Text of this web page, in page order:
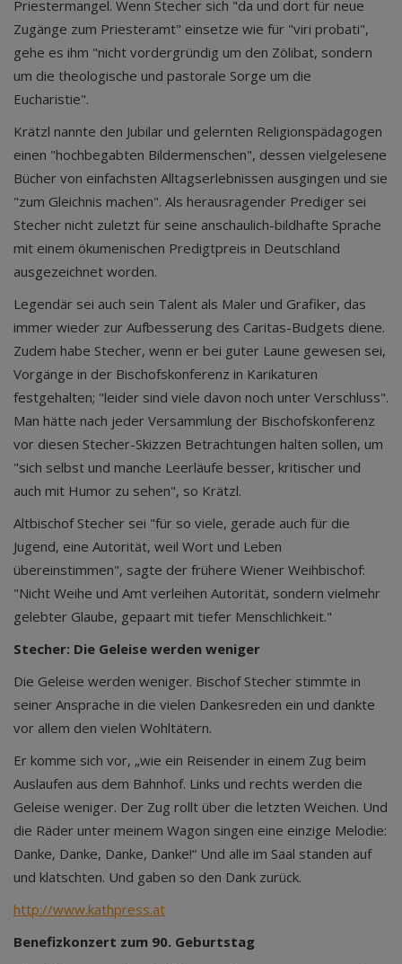
Priestermangel. Wenn Stecher sich "da und dort für neue
Zugänge zum Priesteramt" einsetze wie für "viri probati",
gehe es ihm "nicht vordergründig um den Zölibat, sondern
um die theologische und pastorale Sorge um die
Eucharistie".
Krätzl nannte den Jubilar und gelernten Religionspädagogen
einen "hochbegabten Bildermenschen", dessen vielgelesene
Bücher von einfachsten Alltagserlebnissen ausgingen und sie
"zum Gleichnis machen". Als herausragender Prediger sei
Stecher nicht zuletzt für seine anschaulich-bildhafte Sprache
mit einem ökumenischen Predigtpreis in Deutschland
ausgezeichnet worden.
Legendär sei auch sein Talent als Maler und Grafiker, das
immer wieder zur Aufbesserung des Caritas-Budgets diene.
Zudem habe Stecher, wenn er bei guter Laune gewesen sei,
Vorgänge in der Bischofskonferenz in Karikaturen
festgehalten; "leider sind viele davon noch unter Verschluss".
Man hätte nach jeder Versammlung der Bischofskonferenz
vor diesen Stecher-Skizzen Betrachtungen halten sollen, um
"sich selbst und manche Leerläufe besser, kritischer und
auch mit Humor zu sehen", so Krätzl.
Altbischof Stecher sei "für so viele, gerade auch für die
Jugend, eine Autorität, weil Wort und Leben
übereinstimmen", sagte der frühere Wiener Weihbischof:
"Nicht Weihe und Amt verleihen Autorität, sondern vielmehr
gelebter Glaube, gepaart mit tiefer Menschlichkeit."
Stecher: Die Geleise werden weniger
Die Geleise werden weniger. Bischof Stecher stimmte in
seiner Ansprache in die vielen Dankesreden ein und dankte
vor allem den vielen Wohltätern.
Er komme sich vor, „wie ein Reisender in einem Zug beim
Auslaufen aus dem Bahnhof. Links und rechts werden die
Geleise weniger. Der Zug rollt über die letzten Weichen. Und
die Räder unter meinem Wagon singen eine einzige Melodie:
Danke, Danke, Danke, Danke!“ Und alle im Saal standen auf
und klatschten. Und gaben so den Dank zurück.
http://www.kathpress.at
Benefizkonzert zum 90. Geburtstag